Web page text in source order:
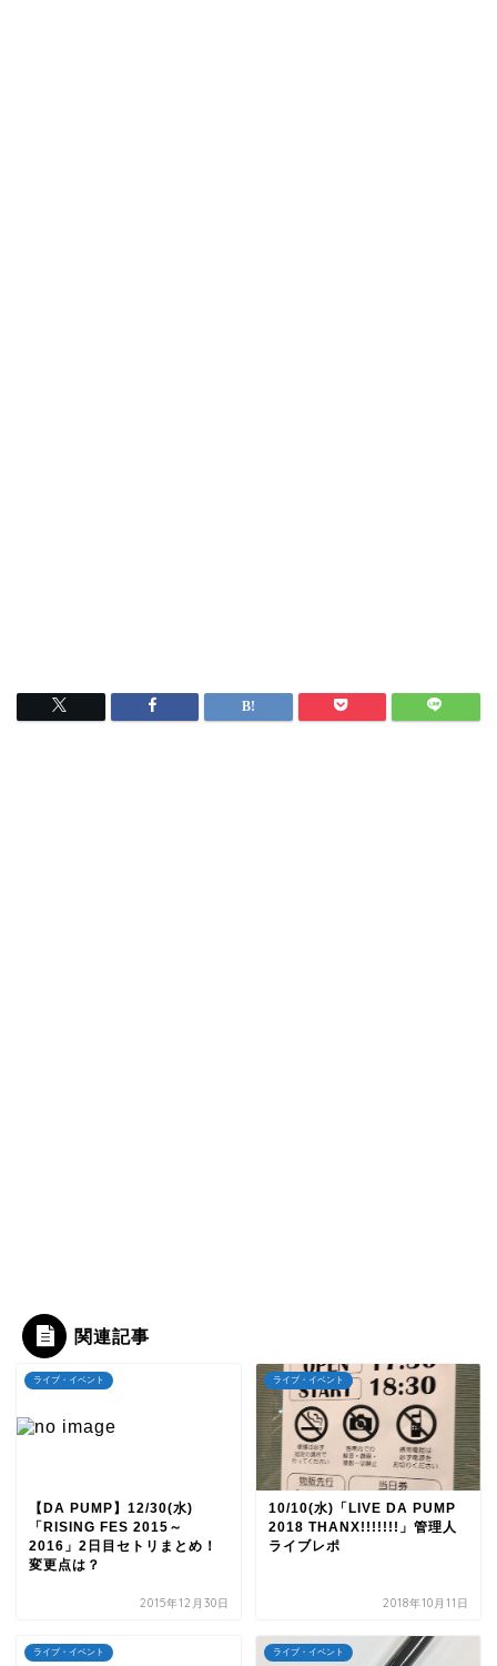
関連記事
ライブ・イベント
【DA PUMP】12/30(水)
「RISING FES 2015～
2016」2日目セトリまとめ！
変更点は？
2015年12月30日
ライブ・イベント
10/10(水)「LIVE DA PUMP
2018 THANX!!!!!!!」管理人
ライブレポ
2018年10月11日
ライブ・イベント ライブ・イベント